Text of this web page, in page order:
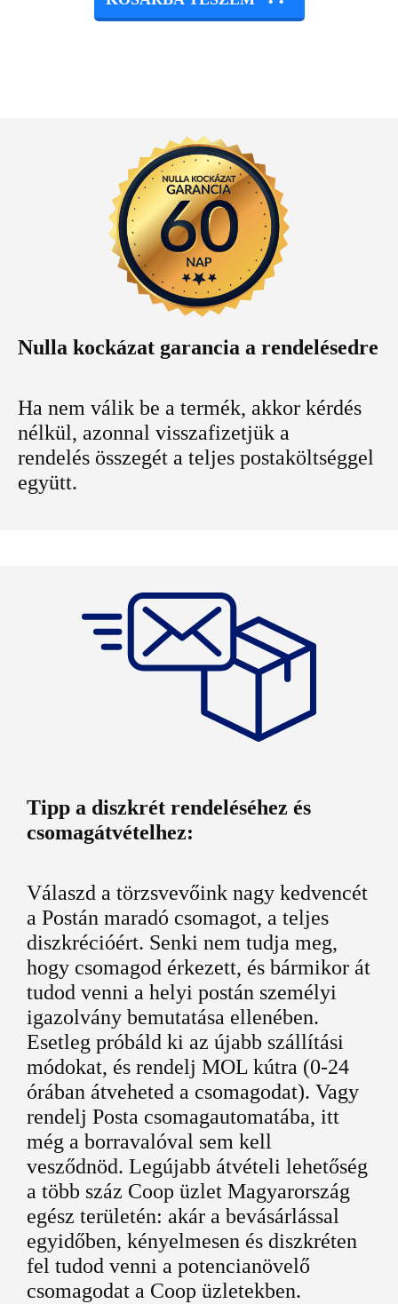
Nulla kockázat garancia a rendelésedre
Ha nem válik be a termék, akkor kérdés
nélkül, azonnal visszafizetjük a
rendelés összegét a teljes postaköltséggel
együtt.
Tipp a diszkrét rendeléséhez és
csomagátvételhez:
Válaszd a törzsvevőink nagy kedvencét
a Postán maradó csomagot, a teljes
diszkrécióért. Senki nem tudja meg,
hogy csomagod érkezett, és bármikor át
tudod venni a helyi postán személyi
igazolvány bemutatása ellenében.
Esetleg próbáld ki az újabb szállítási
módokat, és rendelj MOL kútra (0-24
órában átveheted a csomagodat). Vagy
rendelj Posta csomagautomatába, itt
még a borravalóval sem kell
vesződnöd. Legújabb átvételi lehetőség
a több száz Coop üzlet Magyarország
egész területén: akár a bevásárlással
egyidőben, kényelmesen és diszkréten
fel tudod venni a potencianövelő
csomagodat a Coop üzletekben.